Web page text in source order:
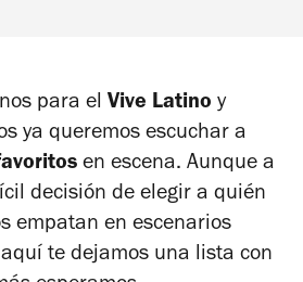
para el Vive Latino y
ya queremos escuchar a
en escena. Aunque a
decisión de elegir a quién
empatan en escenarios
te dejamos una lista con